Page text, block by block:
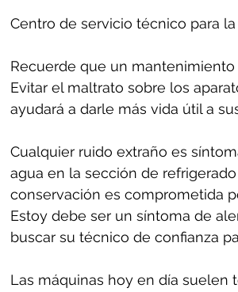
Centro de servicio técnico para
Recuerde que un
Evitar el maltrato sobre los
ayudará a darle más vida útil a
Cualquier ruido extraño es
agua en la sección de
conservación es comprometida
Estoy debe ser un síntoma de
buscar su técnico de confianza
Las máquinas hoy en día suelen